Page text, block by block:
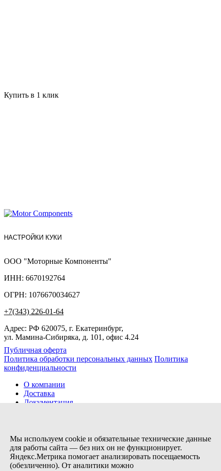
Купить в 1 клик
НАСТРОЙКИ КУКИ
ООО "Моторные Компоненты"
ИНН: 6670192764
ОГРН: 1076670034627
+7(343) 226-01-64
Адрес: РФ 620075, г. Екатеринбург,
ул. Мамина-Сибиряка, д. 101, офис 4.24
Публичная оферта
Политика обработки персональных данных Политика
конфиденциальности
О компании
Доставка
Документация
Контакты
Заказов сегодня / Всего
Мы используем cookie и обязательные технические данные
для работы сайта — без них он не функционирует.
Яндекс.Метрика помогает анализировать посещаемость
(обезличенно). От аналитики можно